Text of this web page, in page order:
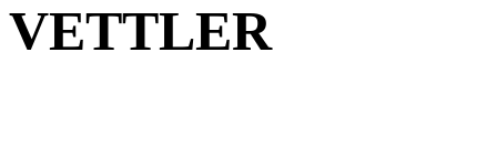
VETTLER